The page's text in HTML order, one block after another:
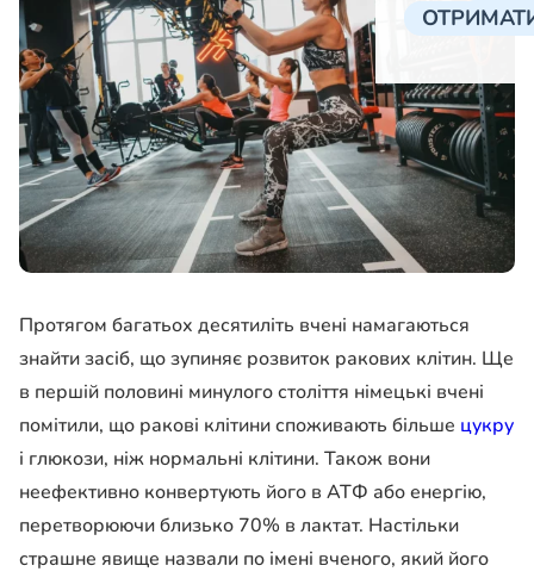
Протягом багатьох десятиліть вчені намагаються
знайти засіб, що зупиняє розвиток ракових клітин. Ще
в першій половині минулого століття німецькі вчені
помітили, що ракові клітини споживають більше цукру
і глюкози, ніж нормальні клітини. Також вони
неефективно конвертують його в АТФ або енергію,
перетворюючи близько 70% в лактат. Настільки
страшне явище назвали по імені вченого, який його